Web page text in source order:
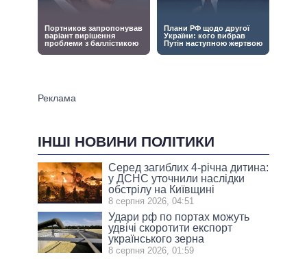
ІНШІ НОВИНИ ПОЛІТИКИ
Серед загиблих 4-річна дитина:
у ДСНС уточнили наслідки
обстрілу на Київщині
8 серпня 2026, 04:51
Удари рф по портах можуть
удвічі скоротити експорт
українського зерна
8 серпня 2026, 01:59